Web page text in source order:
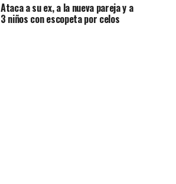
Ataca a su ex, a la nueva pareja y a
3 niños con escopeta por celos